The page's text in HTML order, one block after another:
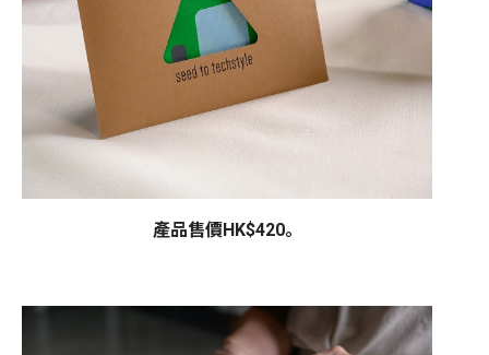
產品售價HK$420。